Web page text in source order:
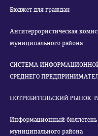
Бюджет для граждан
Антитеррористическая
муниципального района
СИСТЕМА
СРЕДНЕГО
ПОТРЕБИТЕЛЬСКИЙ РЫНОК.
Информационный бюллетень
муниципального района